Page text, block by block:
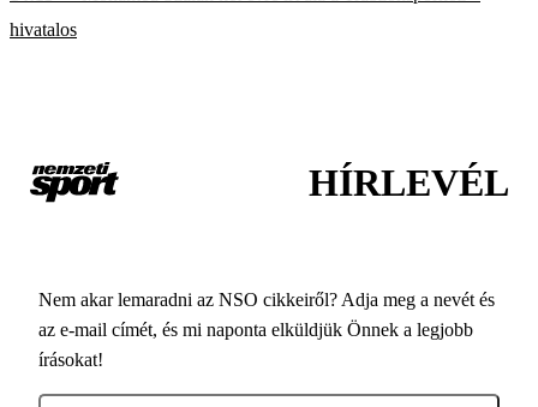
hivatalos
HÍRLEVÉL
Nem akar lemaradni az NSO cikkeiről? Adja meg a nevét és
az e-mail címét, és mi naponta elküldjük Önnek a legjobb
írásokat!